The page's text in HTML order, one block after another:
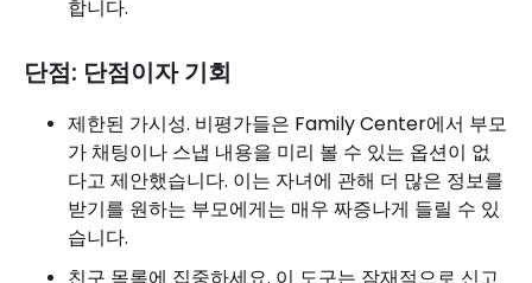
합니다.
단점: 단점이자 기회
제한된 가시성. 비평가들은 Family Center에서 부모
가 채팅이나 스냅 내용을 미리 볼 수 있는 옵션이 없
다고 제안했습니다. 이는 자녀에 관해 더 많은 정보를
받기를 원하는 부모에게는 매우 짜증나게 들릴 수 있
습니다.